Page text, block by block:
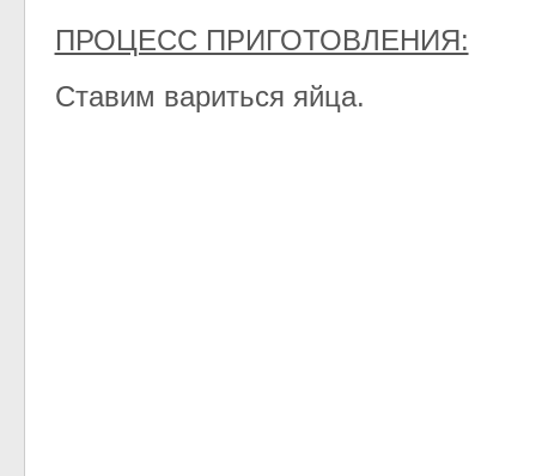
ПРОЦЕСС ПРИГОТОВЛЕНИЯ:
Ставим вариться яйца.